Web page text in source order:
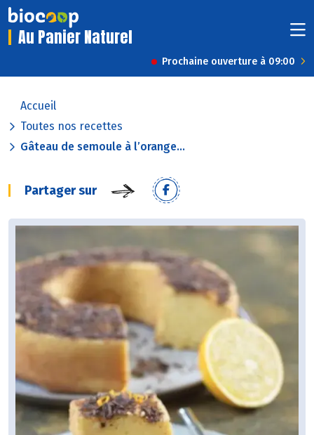
Au Panier Naturel
Prochaine ouverture à 09:00
Accueil
Toutes nos recettes
Gâteau de semoule à l’orange...
Partager sur